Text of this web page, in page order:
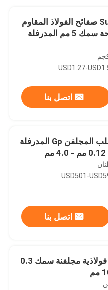
Sus 304 2b صفائح الفولاذ المقاوم
للصدأ ولوحة سمك 5 مم المدرفلة
اتصل بنا
لفائف الصلب المجلفن Gp المدرفلة
اتصل بنا
GI صفيحة فولاذية مجلفنة سمك 0.3